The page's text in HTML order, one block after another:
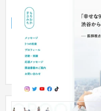
もろおか まさみち
企業サイト NPO・官公庁
もろおかまさひろ氏の政治
トフォンに特化したデザイ
により、...